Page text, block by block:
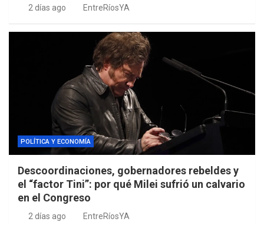
2 días ago EntreRíosYA
POLÍTICA Y ECONOMÍA
Descoordinaciones, gobernadores rebeldes y
el “factor Tini”: por qué Milei sufrió un calvario
en el Congreso
2 días ago EntreRíosYA